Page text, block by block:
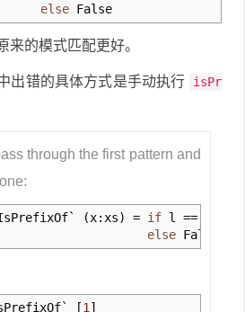
else False
来的模式匹配更好。
出错的具体方式是手动执行
isPr
through the first pattern and
(x: xs) = ifl ==x
elseFalse
[1 ]